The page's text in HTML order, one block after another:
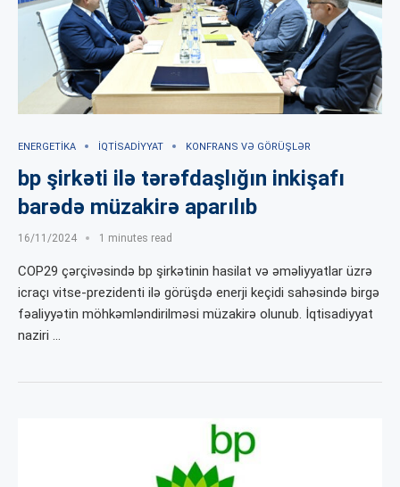
ENERGETIKA İQTISADIYYAT KONFRANS VƏ GÖRÜŞLƏR
bp şirkəti ilə tərəfdaşlığın inkişafı
barədə müzakirə aparılıb
16/11/2024 1 minutes read
COP29 çərçivəsində bp şirkətinin hasilat və əməliyyatlar üzrə
icraçı vitse-prezidenti ilə görüşdə enerji keçidi sahəsində birgə
fəaliyyətin möhkəmləndirilməsi müzakirə olunub. İqtisadiyyat
naziri …